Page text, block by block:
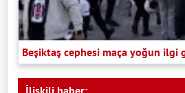
Beşiktaş cephesi maça yoğun ilgi